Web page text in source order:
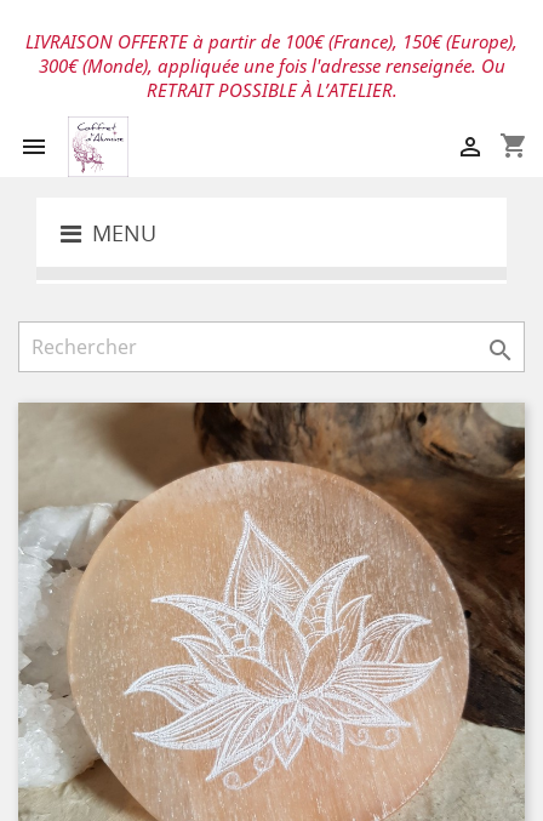
LIVRAISON OFFERTE à partir de 100€ (France), 150€ (Europe),
300€ (Monde), appliquée une fois l'adresse renseignée. Ou
RETRAIT POSSIBLE À L’ATELIER.
 shopping_cart

MENU
